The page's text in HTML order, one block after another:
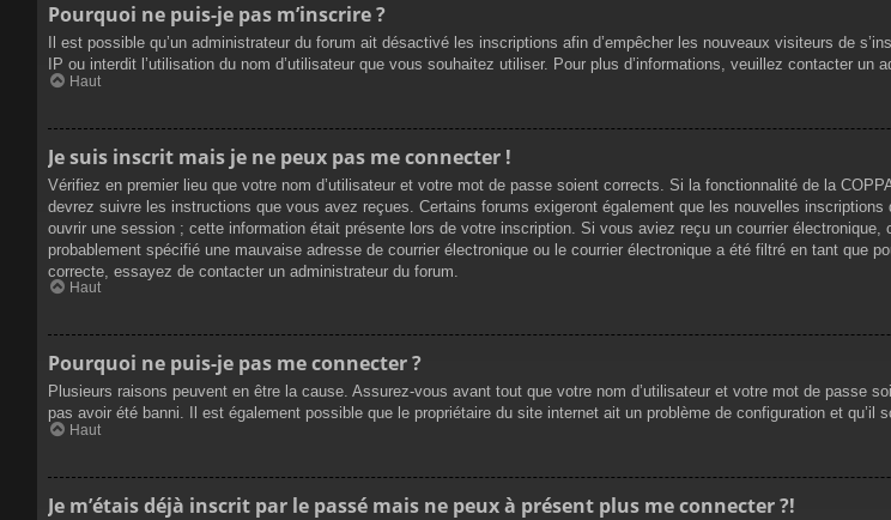
Pourquoi ne puis-je pas m’inscrire ?
Il est possible qu’un administrateur du forum ait désactivé les inscriptions afin d’empêcher les nouveaux visiteurs de
IP ou interdit l’utilisation du nom d’utilisateur que vous souhaitez utiliser. Pour plus d’informations, veuillez contacter un
Haut
Je suis inscrit mais je ne peux pas me connecter !
Vérifiez en premier lieu que votre nom d’utilisateur et votre mot de passe soient corrects. Si la fonctionnalité de la
devrez suivre les instructions que vous avez reçues. Certains forums exigeront également que les nouvelles
ouvrir une session ; cette information était présente lors de votre inscription. Si vous aviez reçu un courrier
probablement spécifié une mauvaise adresse de courrier électronique ou le courrier électronique a été filtré en tant que
correcte, essayez de contacter un administrateur du forum.
Haut
Pourquoi ne puis-je pas me connecter ?
Plusieurs raisons peuvent en être la cause. Assurez-vous avant tout que votre nom d’utilisateur et votre mot de
pas avoir été banni. Il est également possible que le propriétaire du site internet ait un problème de configuration et qu’il
Haut
Je m’étais déjà inscrit par le passé mais ne peux à présent plus me connecter ?!